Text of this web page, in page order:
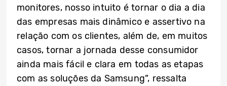
monitores, nosso intuito é tornar o dia a dia
das empresas mais dinâmico e assertivo na
relação com os clientes, além de, em muitos
casos, tornar a jornada desse consumidor
ainda mais fácil e clara em todas as etapas
com as soluções da Samsung”, ressalta